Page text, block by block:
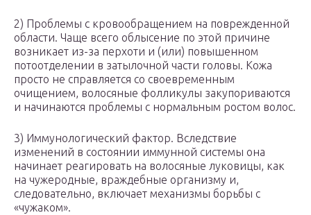
2) Проблемы с кровообращением на поврежденной
области. Чаще всего облысение по этой причине
возникает из-за перхоти и (или) повышенном
потоотделении в затылочной части головы. Кожа
просто не справляется со своевременным
очищением, волосяные фолликулы закупориваются
и начинаются проблемы с нормальным ростом волос.
3) Иммунологический фактор. Вследствие
изменений в состоянии иммунной системы она
начинает реагировать на волосяные луковицы, как
на чужеродные, враждебные организму и,
следовательно, включает механизмы борьбы с
«чужаком».